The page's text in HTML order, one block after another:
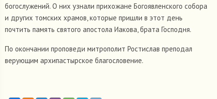
богослужений. О них узнали прихожане Богоявленского собора
и других томских храмов, которые пришли в этот день
почтить память святого апостола Иакова, брата Господня.
По окончании проповеди митрополит Ростислав преподал
верующим архипастырское благословение.